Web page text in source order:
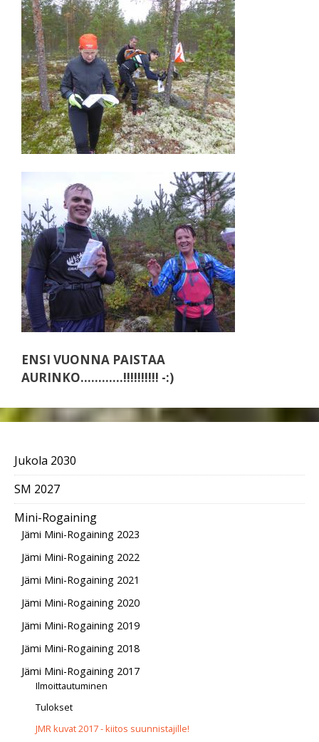
ENSI VUONNA PAISTAA
AURINKO…………!!!!!!!!!! -:)
Jukola 2030
SM 2027
Mini-Rogaining
Jämi Mini-Rogaining 2023
Jämi Mini-Rogaining 2022
Jämi Mini-Rogaining 2021
Jämi Mini-Rogaining 2020
Jämi Mini-Rogaining 2019
Jämi Mini-Rogaining 2018
Jämi Mini-Rogaining 2017
Ilmoittautuminen
Tulokset
JMR kuvat 2017 - kiitos suunnistajille!